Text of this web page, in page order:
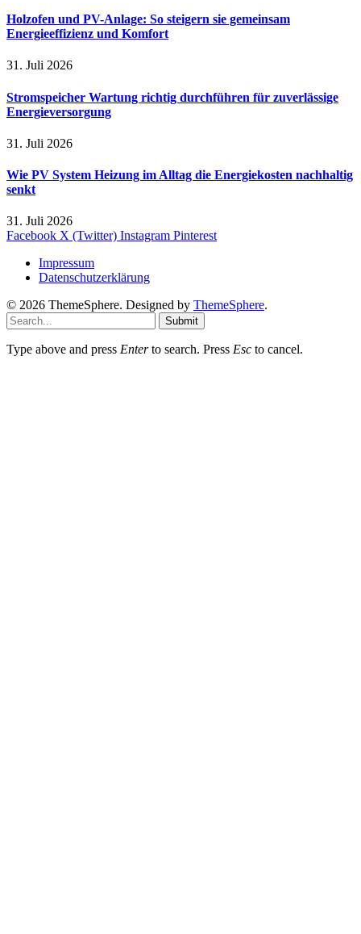
Holzofen und PV-Anlage: So steigern sie gemeinsam
Energieeffizienz und Komfort
31. Juli 2026
Stromspeicher Wartung richtig durchführen für zuverlässige
Energieversorgung
31. Juli 2026
Wie PV System Heizung im Alltag die Energiekosten nachhaltig
senkt
31. Juli 2026
Facebook X (Twitter) Instagram Pinterest
Impressum
Datenschutzerklärung
© 2026 ThemeSphere. Designed by ThemeSphere.
Submit
Type above and press Enterto search. Press Esc to cancel.